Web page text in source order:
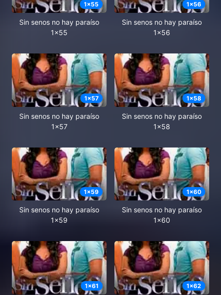
1x55
Sin senos no hay paraíso
1x55
1x56
Sin senos no hay paraíso
1x56
1x57
Sin senos no hay paraíso
1x57
1x58
Sin senos no hay paraíso
1x58
1x59
Sin senos no hay paraíso
1x59
1x60
Sin senos no hay paraíso
1x60
1x61 1x62